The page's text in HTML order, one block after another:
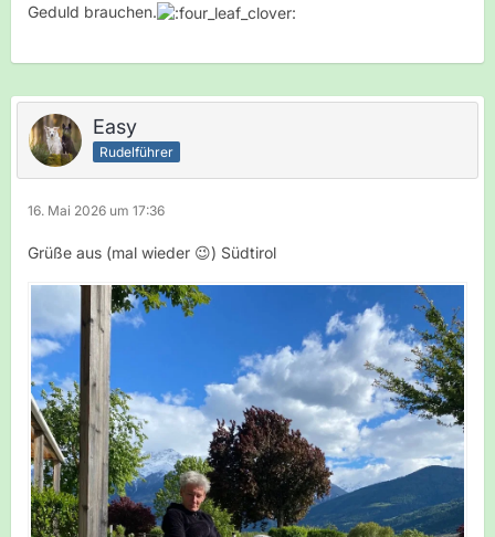
Geduld brauchen.
Easy
Rudelführer
16. Mai 2026 um 17:36
Grüße aus (mal wieder 😉) Südtirol